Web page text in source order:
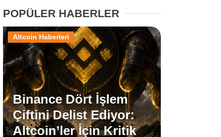
Stablecoin Haberleri
Facebook
Instagram
POPÜLER HABERLER
Binance Dört İşlem
Çiftini Delist Ediyor:
Altcoin’ler İçin Kritik
Altcoin Haberleri